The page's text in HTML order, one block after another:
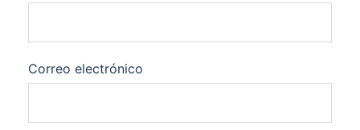
Correo electrónico